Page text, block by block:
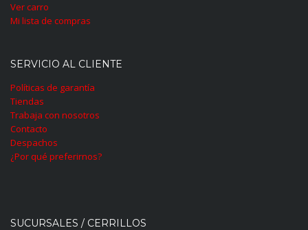
Ver carro
Mi lista de compras
SERVICIO AL CLIENTE
Políticas de garantía
Tiendas
Trabaja con nosotros
Contacto
Despachos
¿Por qué preferirnos?
SUCURSALES / CERRILLOS